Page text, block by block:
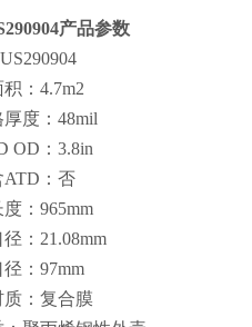
产品参数
：4.7m2
度：48mil
OD：3.8in
ATD：否
：965mm
：21.08mm
：97mm
质：复合膜